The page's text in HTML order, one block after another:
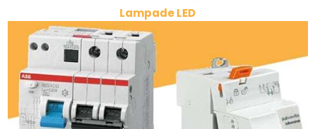
Lampade LED